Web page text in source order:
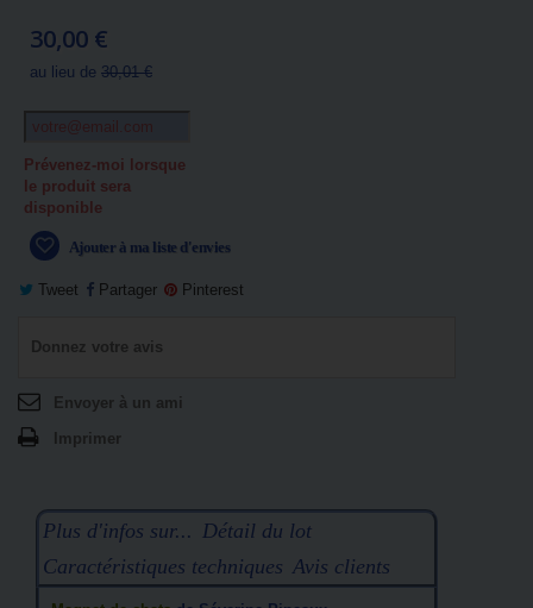
30,00 €
au lieu de 30,01 €
Prévenez-moi lorsque
le produit sera
disponible
Ajouter à ma liste d'envies
Tweet Partager Pinterest
Donnez votre avis
Envoyer à un ami
Imprimer
Plus d'infos sur... Détail du lot
Caractéristiques techniques Avis clients